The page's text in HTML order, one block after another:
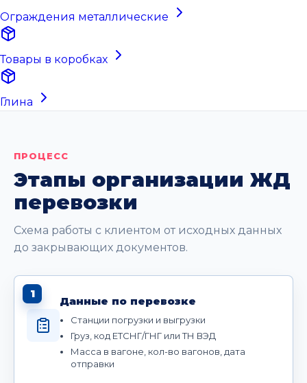
Ограждения металлические
Товары в коробках
Глина
ПРОЦЕСС
Этапы организации ЖД
перевозки
Схема работы с клиентом от исходных данных
до закрывающих документов.
1
Данные по перевозке
Станции погрузки и выгрузки
Груз, код ЕТСНГ/ГНГ или ТН ВЭД
Масса в вагоне, кол-во вагонов, дата
отправки